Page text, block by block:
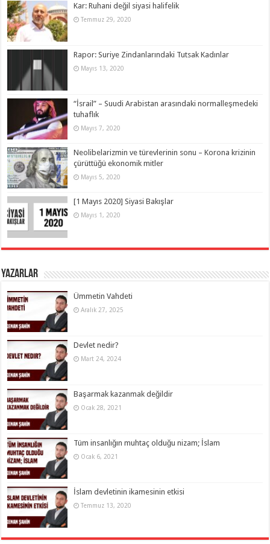
Kar: Ruhani değil siyasi halifelik
Temmuz 29, 2020
Rapor: Suriye Zindanlarındaki Tutsak Kadınlar
Mayıs 13, 2020
“İsrail” – Suudi Arabistan arasındaki normalleşmedeki
tuhaflık
Mayıs 7, 2020
Neolibelarizmin ve türevlerinin sonu – Korona krizinin
çürüttüğü ekonomik mitler
Mayıs 5, 2020
[1 Mayıs 2020] Siyasi Bakışlar
Mayıs 1, 2020
Yazarlar
Ümmetin Vahdeti
Aralık 27, 2025
Devlet nedir?
Mart 24, 2024
Başarmak kazanmak değildir
Ocak 28, 2021
Tüm insanlığın muhtaç olduğu nizam; İslam
Ocak 6, 2021
İslam devletinin ikamesinin etkisi
Temmuz 13, 2020